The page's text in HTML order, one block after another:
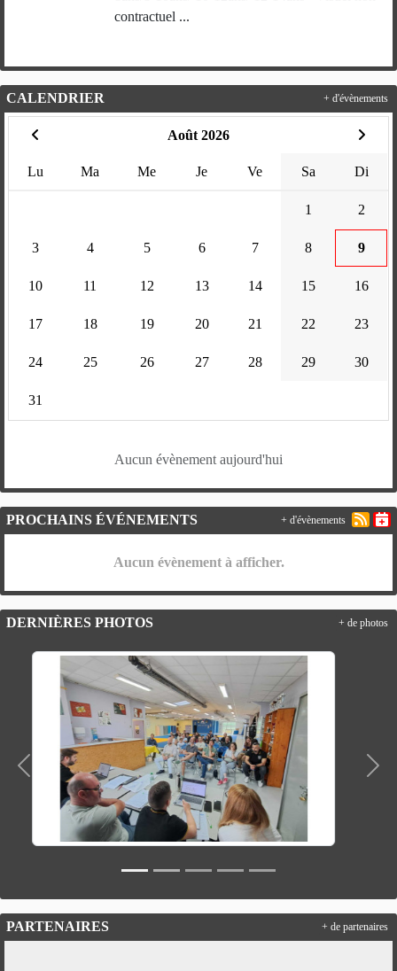
contractuel ...
CALENDRIER
Août 2026
Lu Ma Me Je Ve Sa Di
1 2
3 4 5 6 7 8 9
10 11 12 13 14 15 16
17 18 19 20 21 22 23
24 25 26 27 28 29 30
31
Aucun évènement aujourd'hui
+ d'évènements
PROCHAINS ÉVÉNEMENTS
Aucun évènement à afficher.
+ d'évènements
DERNIÈRES PHOTOS
Précedent
+ de photos
PARTENAIRES + de partenaires